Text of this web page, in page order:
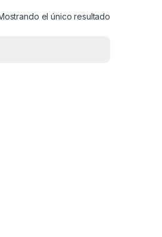
el único resultado